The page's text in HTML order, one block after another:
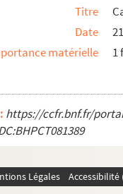
(1856-1919)
(18..-19.. ; journaliste)
(1893-1986)
de (1869-1942)
(1850-1923)
(1884-1951)
Jacques (18..-19.)
Titre
Date
matérielle
1
https://ccfr.bnf.fr/
Légales